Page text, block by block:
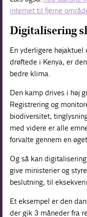
internet til fjerne
Digitalisering
En yderligere
drøftede i Kenya, er
bedre klima.
Den kamp drives i høj
Registrering og
biodiversitet,
med videre er alle
forvalte gennem en
Og så kan
give ministerier og
beslutning, til
Et eksempel er den
der gik 3 måneder fra